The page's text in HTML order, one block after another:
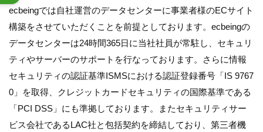
ecbeingでは自社運営のデータセンターに事業者様のECサイト
構築をさせていただくことを前提としております。ecbeingの
データセンターは24時間365日に当社社員が常駐し、セキュリ
ティやサーバーのサポートを行なっております。さらに情報
セキュリティの認証基準ISMSにおける認証登録番号「IS 9767
0」を取得、クレジットカードセキュリティの国際基準である
「PCI DSS」にも準拠しております。またセキュリティサー
ビス会社であるLAC社と包括契約を締結しており、第三者機